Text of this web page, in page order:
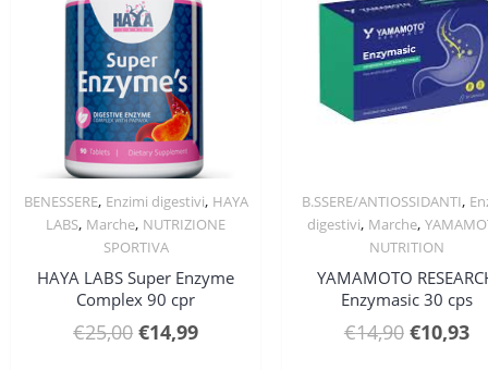
Quick View
BENESSERE, Enzimi digestivi, HAYA
LABS, Marche, NUTRIZIONE
SPORTIVA
HAYA LABS Super Enzyme
Complex 90 cpr
€25,00 Il
€14,99Il
Quick View
B.SSERE/ANTIOSSIDANTI,
digestivi, Marche,
NUTRITION
YAMAMOTO
Enzymasic 30 cps
€14,90 Il
€10,93Il